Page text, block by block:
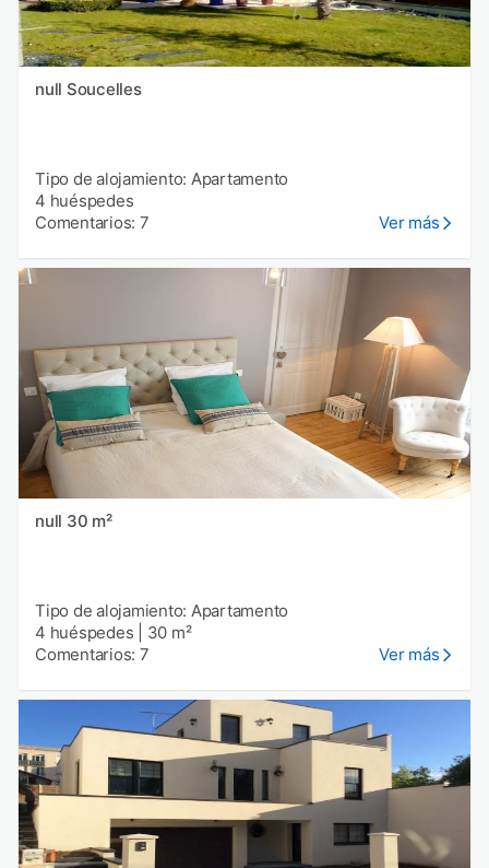
null Soucelles
Tipo de alojamiento: Apartamento
4 huéspedes
Comentarios: 7
Ver más
null 30 m²
Tipo de alojamiento: Apartamento
4 huéspedes
30 m²
Comentarios: 7
Ver más